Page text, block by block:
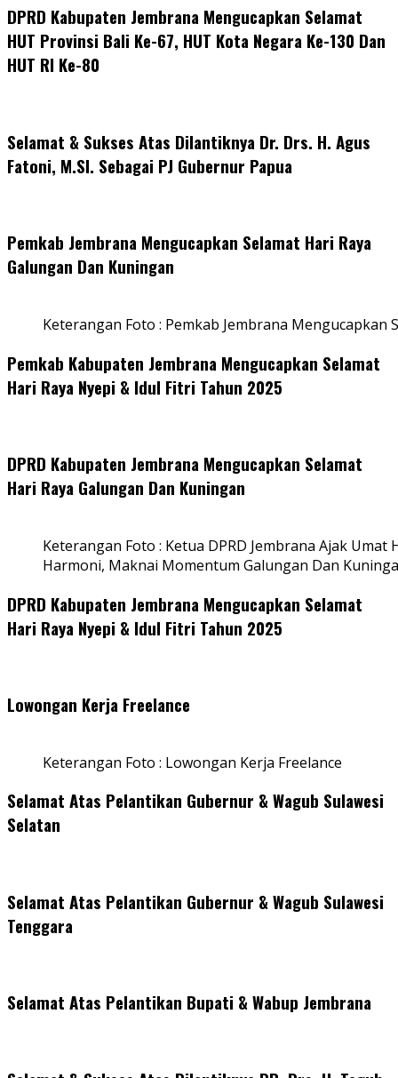
DPRD Kabupaten Jembrana Mengucapkan Selamat
HUT Provinsi Bali Ke-67, HUT Kota Negara Ke-130 Dan
HUT RI Ke-80
Selamat & Sukses Atas Dilantiknya Dr. Drs. H. Agus
Fatoni, M.SI. Sebagai PJ Gubernur Papua
Pemkab Jembrana Mengucapkan Selamat Hari Raya
Galungan Dan Kuningan
Keterangan Foto : Pemkab Jembrana Mengucapkan
Pemkab Kabupaten Jembrana Mengucapkan Selamat
Hari Raya Nyepi & Idul Fitri Tahun 2025
DPRD Kabupaten Jembrana Mengucapkan Selamat
Hari Raya Galungan Dan Kuningan
Keterangan Foto : Ketua DPRD Jembrana Ajak
Harmoni, Maknai Momentum Galungan Dan
DPRD Kabupaten Jembrana Mengucapkan Selamat
Hari Raya Nyepi & Idul Fitri Tahun 2025
Lowongan Kerja Freelance
Keterangan Foto : Lowongan Kerja Freelance
Selamat Atas Pelantikan Gubernur & Wagub Sulawesi
Selatan
Selamat Atas Pelantikan Gubernur & Wagub Sulawesi
Tenggara
Selamat Atas Pelantikan Bupati & Wabup Jembrana